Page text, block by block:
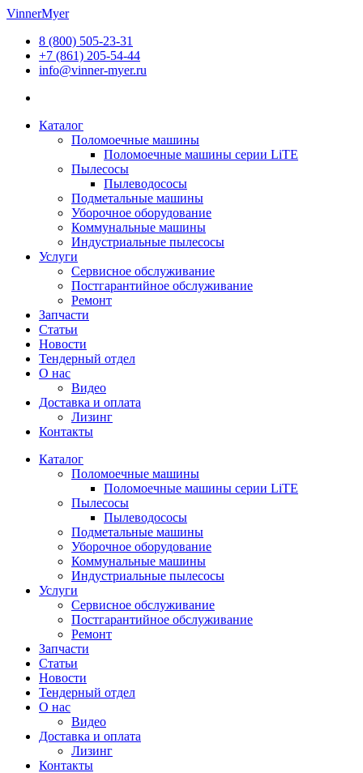
Перейти
содержимому
VinnerMyer
8 (800) 505-23-31
+7 (861) 205-54-44
info@vinner-myer.ru
Каталог
Поломоечные машины
Поломоечные машины серии LiTE
Пылесосы
Пылеводососы
Подметальные машины
Уборочное оборудование
Коммунальные машины
Индустриальные пылесосы
Услуги
Сервисное обслуживание
Постгарантийное обслуживание
Ремонт
Запчасти
Статьи
Новости
Тендерный отдел
О нас
Видео
Доставка и оплата
Лизинг
Контакты
Каталог
Поломоечные машины
Поломоечные машины серии LiTE
Пылесосы
Пылеводососы
Подметальные машины
Уборочное оборудование
Коммунальные машины
Индустриальные пылесосы
Услуги
Сервисное обслуживание
Постгарантийное обслуживание
Ремонт
Запчасти
Статьи
Новости
Тендерный отдел
О нас
Видео
Доставка и оплата
Лизинг
Контакты